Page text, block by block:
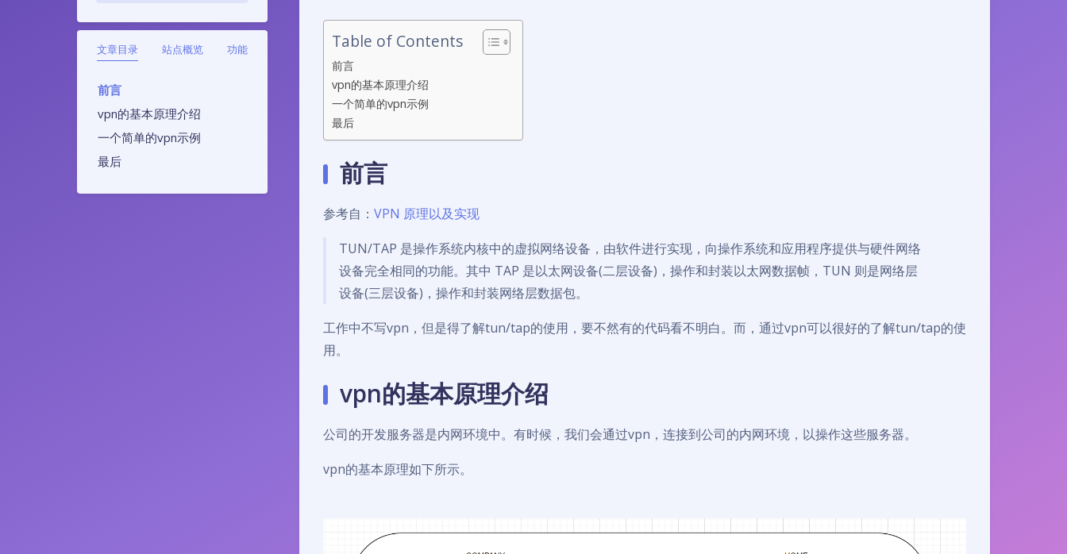
文章目录 站点概览 功能
前言
vpn的基本原理介绍
一个简单的vpn示例
最后
Table of Contents
前言
vpn的基本原理介绍
一个简单的vpn示例
最后
前言
参考自： VPN 原理以及实现
TUN/TAP 是操作系统内核中的虚拟网络设备，由软件进行实现，向操作系统和应用程序提供与硬件网络
设备完全相同的功能。其中 TAP 是以太网设备(二层设备)，操作和封装以太网数据帧，TUN 则是网络层
设备(三层设备)，操作和封装网络层数据包。
工作中不写vpn，但是得了解tun/tap的使用，要不然有的代码看不明白。而，通过vpn可以很好的了解tun/tap的使
用。
vpn的基本原理介绍
公司的开发服务器是内网环境中。有时候，我们会通过vpn，连接到公司的内网环境，以操作这些服务器。
vpn的基本原理如下所示。